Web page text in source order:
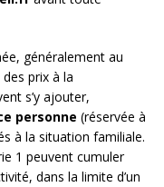
généralement au
prix à la
s’y ajouter,
personne (réservée à
à la situation familiale.
1 peuvent cumuler
dans la limite d’un